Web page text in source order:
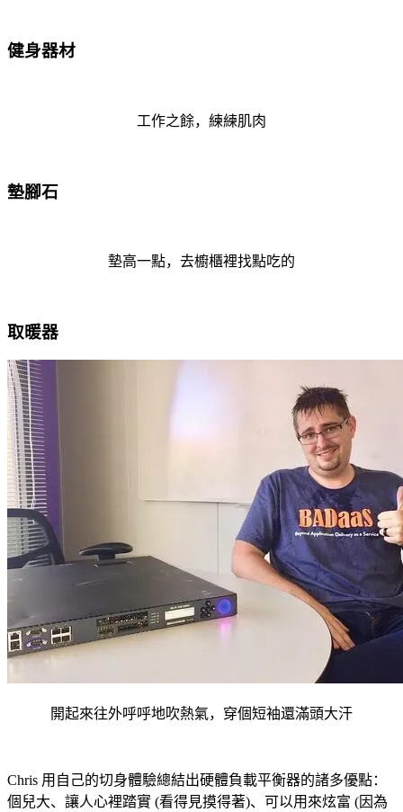
健身器材
工作之餘，練練肌肉
墊腳石
墊高一點，去櫥櫃裡找點吃的
取暖器
開起來往外呼呼地吹熱氣，穿個短袖還滿頭大汗
Chris 用自己的切身體驗總結出硬體負載平衡器的諸多優點：
個兒大、讓人心裡踏實 (看得見摸得著)、可以用來炫富 (因為